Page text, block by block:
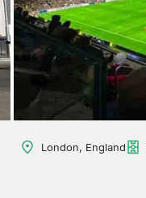
London, England